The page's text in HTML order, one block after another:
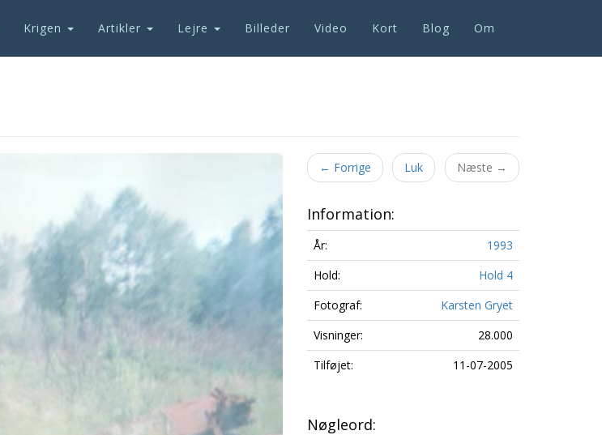
Krigen Artikler Lejre Billeder Video Kort Blog Om
← Forrige Luk Næste →
Information:
År:
1993
Hold:
Hold 4
Fotograf:
Karsten Gryet
Visninger:
28.000
Tilføjet:
11-07-2005
Nøgleord: